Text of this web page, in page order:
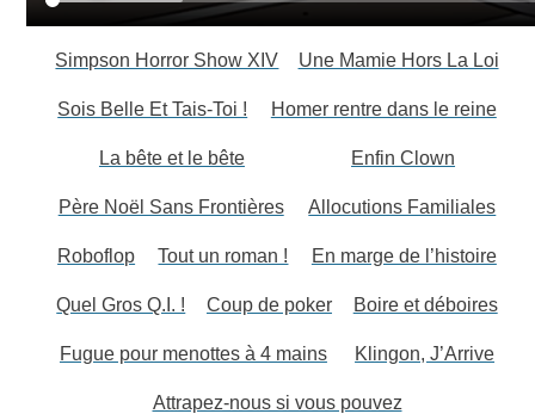
Simpson Horror Show XIV Une Mamie Hors La Loi
Sois Belle Et Tais-Toi ! Homer rentre dans le reine
La bête et le bête Enfin Clown
Père Noël Sans Frontières Allocutions Familiales
Roboflop Tout un roman ! En marge de l’histoire
Quel Gros Q.I. ! Coup de poker Boire et déboires
Fugue pour menottes à 4 mains Klingon, J’Arrive
Attrapez-nous si vous pouvez